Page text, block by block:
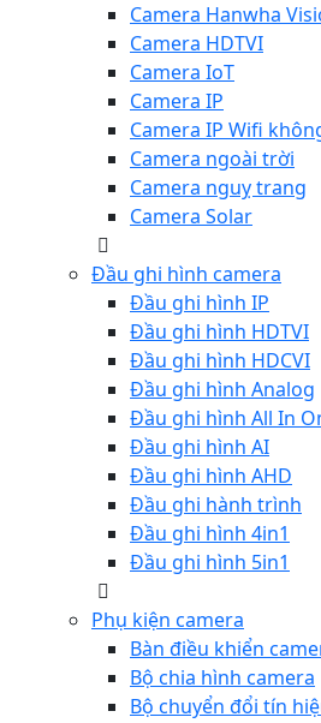
Camera Hanwha
Camera HDTVI
Camera IoT
Camera IP
Camera IP Wifi
Camera ngoài trời
Camera nguỵ trang
Camera Solar
Đầu ghi hình camera
Đầu ghi hình IP
Đầu ghi hình HDTVI
Đầu ghi hình HDCVI
Đầu ghi hình Analog
Đầu ghi hình All In
Đầu ghi hình AI
Đầu ghi hình AHD
Đầu ghi hành trình
Đầu ghi hình 4in1
Đầu ghi hình 5in1
Phụ kiện camera
Bàn điều khiển
Bộ chia hình camera
Bộ chuyển đổi tín